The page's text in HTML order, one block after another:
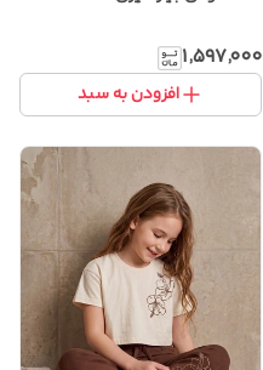
۱٬۵۹۷٬۰۰۰
افزودن به سبد